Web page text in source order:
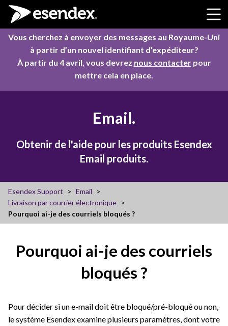
Skip to content
Vous cherchez à envoyer des messages au Royaume-Uni
à partir d’un nouvel identifiant d’expéditeur?
À partir du 4 avril, vous devrez nous contacterpour
mettre cela en place.
Email.
Obtenir de l'aide pour les produits Esendex
Email produits.
Esendex Support
Email
Livraison par courrier électronique
Pourquoi ai-je des courriels bloqués ?
Pourquoi ai-je des courriels
bloqués ?
Pour décider si un e-mail doit être bloqué/pré-bloqué ou non,
le système Esendex examine plusieurs paramètres, dont votre